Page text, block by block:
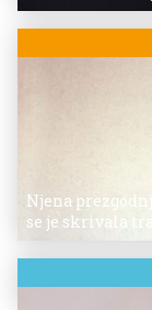
Njena
se je skrivala